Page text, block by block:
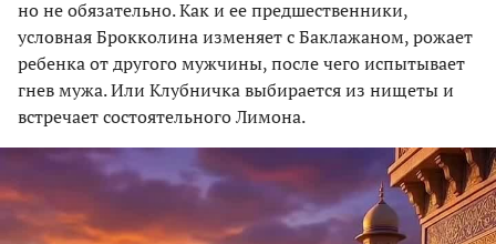
но не обязательно. Как и ее предшественники,
условная Брокколина изменяет с Баклажаном, рожает
ребенка от другого мужчины, после чего испытывает
гнев мужа. Или Клубничка выбирается из нищеты и
встречает состоятельного Лимона.